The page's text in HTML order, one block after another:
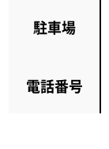
駐車場
電話番号